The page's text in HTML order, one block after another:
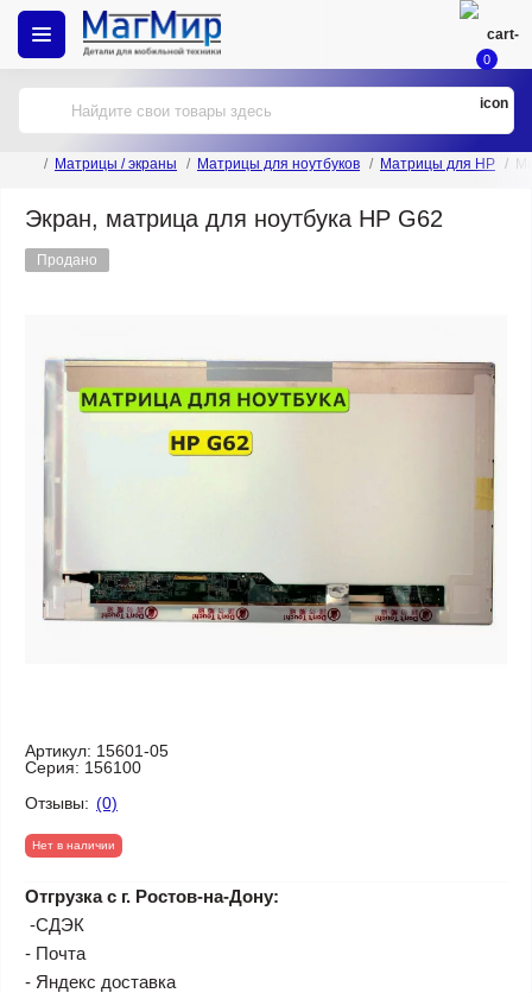
0
Матрицы / экраны Матрицы для ноутбуков Матрицы для HP
Экран, матрица для ноутбука HP G62
Продано
Артикул: 15601-05
Серия: 156100
Отзывы: (0)
Нет в наличии
Отгрузка с г. Ростов-на-Дону:
-СДЭК
- Почта
- Яндекс доставка